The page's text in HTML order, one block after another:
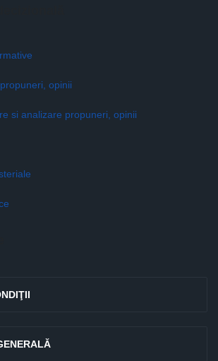
opinii
si analizare propuneri, opinii